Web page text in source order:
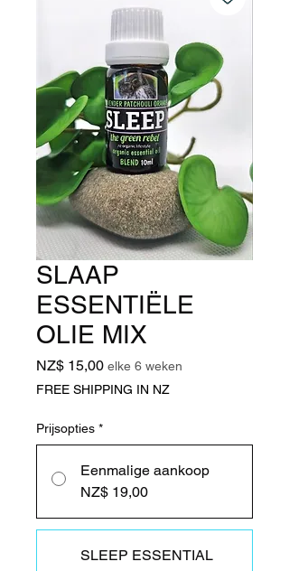
SLAAP
ESSENTIËLE
OLIE MIX
NZ$ 15,00Prijs
elke 6 weken
FREE SHIPPING IN NZ
Prijsopties *
Eenmalige aankoop
NZ$ 19,00
SLEEP ESSENTIAL